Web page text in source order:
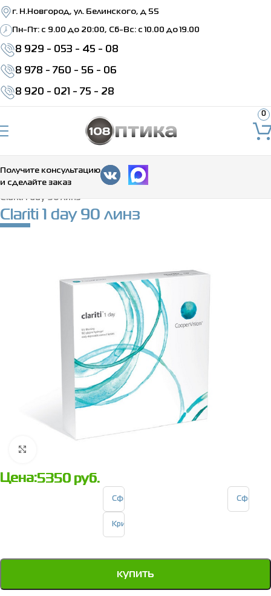
г. Н.Новгород, ул. Белинского, д 55
Пн-Пт: c 9.00 до 20:00, Сб-Вс: с 10.00 до 19.00
8 929 - 053 - 45 - 08
8 978 - 760 - 56 - 06
8 920 - 021 - 75 - 28
0
Получите консультацию
и сделайте заказ
Главная>Каталог Контактные линзы
Clariti 1 day 90 линз
Clariti 1 day 90 линз
Цена:5350 руб.
купить